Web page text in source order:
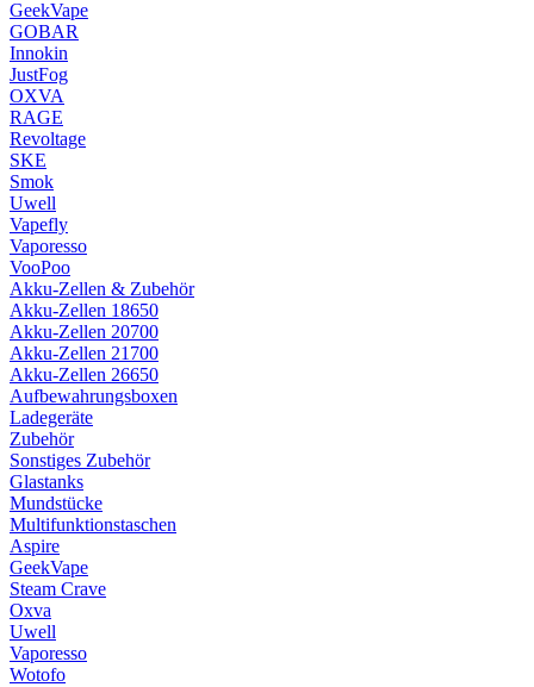
GeekVape
GOBAR
Innokin
JustFog
OXVA
RAGE
Revoltage
SKE
Smok
Uwell
Vapefly
Vaporesso
VooPoo
Akku-Zellen & Zubehör
Akku-Zellen 18650
Akku-Zellen 20700
Akku-Zellen 21700
Akku-Zellen 26650
Aufbewahrungsboxen
Ladegeräte
Zubehör
Sonstiges Zubehör
Glastanks
Mundstücke
Multifunktionstaschen
Aspire
GeekVape
Steam Crave
Oxva
Uwell
Vaporesso
Wotofo